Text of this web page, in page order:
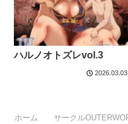
ハルノオトズレvol.3
2026.03.03
ホーム サークル